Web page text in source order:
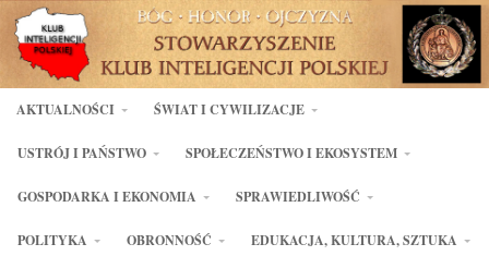
AKTUALNOŚCI ŚWIAT I CYWILIZACJE
USTRÓJ I PAŃSTWO SPOŁECZEŃSTWO I EKOSYSTEM
GOSPODARKA I EKONOMIA SPRAWIEDLIWOŚĆ
POLITYKA OBRONNOŚĆ EDUKACJA, KULTURA, SZTUKA